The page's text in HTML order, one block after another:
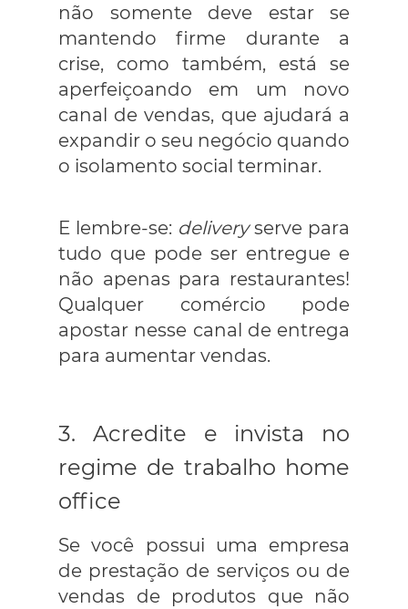
não somente deve estar se
mantendo firme durante a
crise, como também, está se
aperfeiçoando em um novo
canal de vendas, que ajudará a
expandir o seu negócio quando
o isolamento social terminar.
E lembre-se: deliveryserve para
tudo que pode ser entregue e
não apenas para restaurantes!
Qualquer comércio pode
apostar nesse canal de entrega
para aumentar vendas.
3. Acredite e invista no
regime de trabalho home
office
Se você possui uma empresa
de prestação de serviços ou de
vendas de produtos que não